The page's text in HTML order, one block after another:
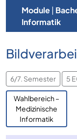
Module|
Informatik
6/7. Semester 5
Wahlbereich –
Medizinische
Informatik